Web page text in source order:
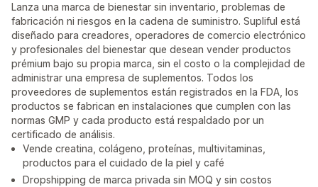
Lanza una marca de bienestar sin inventario, problemas de
fabricación ni riesgos en la cadena de suministro. Supliful está
diseñado para creadores, operadores de comercio electrónico
y profesionales del bienestar que desean vender productos
prémium bajo su propia marca, sin el costo o la complejidad de
administrar una empresa de suplementos. Todos los
proveedores de suplementos están registrados en la FDA, los
productos se fabrican en instalaciones que cumplen con las
normas GMP y cada producto está respaldado por un
certificado de análisis.
Vende creatina, colágeno, proteínas, multivitaminas,
productos para el cuidado de la piel y café
Dropshipping de marca privada sin MOQ y sin costos